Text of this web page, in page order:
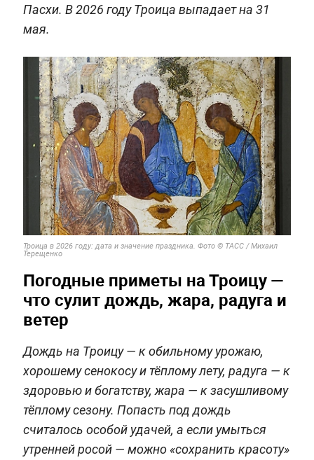
Пасхи. В 2026 году Троица выпадает на 31
мая.
Троица в 2026 году: дата и значение праздника. Фото © ТАСС / Михаил
Терещенко
Погодные приметы на Троицу —
что сулит дождь, жара, радуга и
ветер
Дождь на Троицу — к обильному урожаю,
хорошему сенокосу и тёплому лету, радуга — к
здоровью и богатству, жара — к засушливому
тёплому сезону. Попасть под дождь
считалось особой удачей, а если умыться
утренней росой — можно «сохранить красоту»